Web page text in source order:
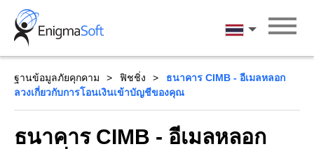
Skip
content
ภาษาไทย
ฐานข้อมูลภัยคุกคาม ฟิชชิ่ง
ธนาคาร CIMB - อีเมลหลอก
ลวงเกี่ยวกับการโอนเงินเข้าบัญชีของคุณ
ธนาคาร CIMB - อีเมลหลอก